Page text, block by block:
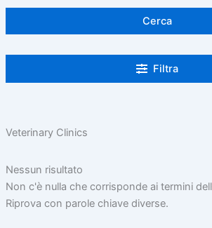
Cerca
Filtra
Veterinary Clinics
Nessun risultato
Non c'è nulla che corrisponde ai termini
Riprova con parole chiave diverse.